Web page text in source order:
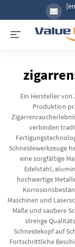
Ein Hersteller von
Produktion
verbinden
Schneidewerkzeuge
eine sorgfältige
Edelstahl,
hochwertige
Maschinen und
Maße und saubere
strenge
Schneidekopf auf
Fortschrittliche